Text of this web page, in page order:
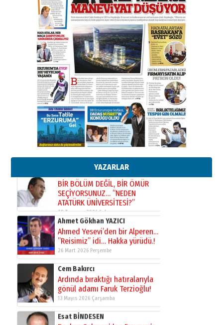
YAZARLAR
BİR BÖLÜM DEĞİL, BİR ÖMÜR
SEÇİYORSUNUZ… “NEDEN
ATATÜRK ÜNİVERSİTESİ?”
28 Temmuz 2026 Salı
Ahmet Gökhan YAZICI
Ahmed Yesevi’den bir Alperen…
”Reisimiz” idi… Hakka yürüdü.!
26 Mart 2026 Perşembe
Cem Bakırcı
Ardında bıraktığı hatıralarıyla
gönül adamı Faruk Terzioğlu!
13 Mayıs 2026 Çarşamba
Esat BİNDESEN
Başkan Sekmen’den Erzurum’a
bir vizyon proje daha!
02 Ağustos 2026 Pazar
Kadir SABUNCUOĞLU
Erzurumspor’un köşe taşları
29 Haziran 2026 Pazartesi
Kenan GÜLERCİ
Murat Şahsuvaroğlu ERKON’da
çıtayı yukarı taşırken,
yönetimdekiler aşağı
çekmemeli!
17 Şubat 2026 SalıOrhan BOZKURT
Bir fotoğraf, bir şehir, bir
gazeteci… Dizginler kimin
elinde?
31 Mart 2026 Salı